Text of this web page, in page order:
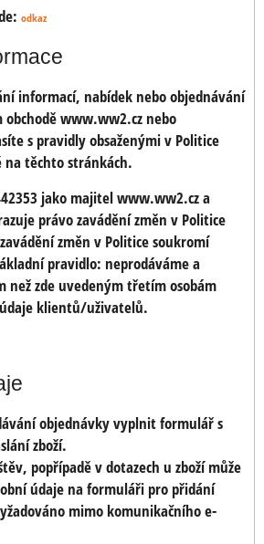
odkaz
informací, nabídek nebo objednávání
www.ww2.cz nebo
s pravidly obsaženými v Politice
těchto stránkách.
jako majitel www.ww2.cz a
právo zavádění změn v Politice
změn v Politice soukromí
pravidlo: neprodáváme a
než zde uvedeným třetím osobám
klientů/uživatelů.
objednávky vyplnit formulář s
zboží.
popřípadě v dotazech u zboží může
údaje na formuláři pro přidání
mimo komunikačního e-